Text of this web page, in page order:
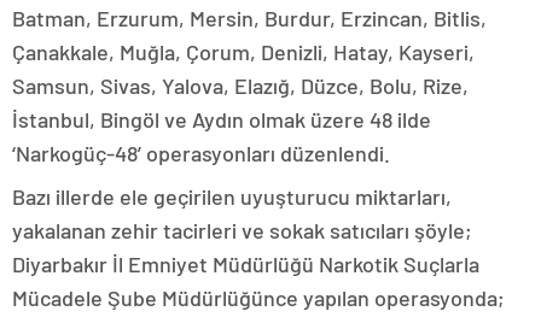
Batman, Erzurum, Mersin, Burdur, Erzincan, Bitlis,
Çanakkale, Muğla, Çorum, Denizli, Hatay, Kayseri,
Samsun, Sivas, Yalova, Elazığ, Düzce, Bolu, Rize,
İstanbul, Bingöl ve Aydın olmak üzere 48 ilde
‘Narkogüç-48’ operasyonları düzenlendi.
Bazı illerde ele geçirilen uyuşturucu miktarları,
yakalanan zehir tacirleri ve sokak satıcıları şöyle;
Diyarbakır İl Emniyet Müdürlüğü Narkotik Suçlarla
Mücadele Şube Müdürlüğünce yapılan operasyonda;